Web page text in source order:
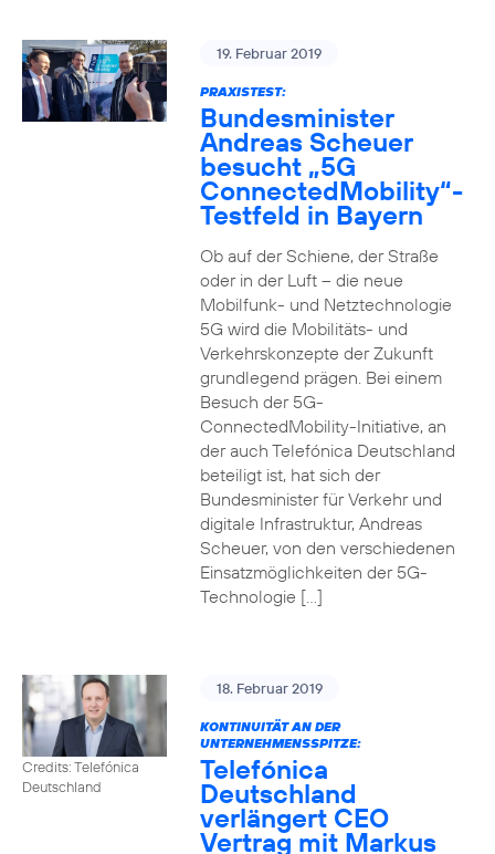
19. Februar 2019
PRAXISTEST:
Bundesminister
Andreas Scheuer
besucht „5G
ConnectedMobility“-
Testfeld in Bayern
Ob auf der Schiene, der Straße
oder in der Luft – die neue
Mobilfunk- und Netztechnologie
5G wird die Mobilitäts- und
Verkehrskonzepte der Zukunft
grundlegend prägen. Bei einem
Besuch der 5G-
ConnectedMobility-Initiative, an
der auch Telefónica Deutschland
beteiligt ist, hat sich der
Bundesminister für Verkehr und
digitale Infrastruktur, Andreas
Scheuer, von den verschiedenen
Einsatzmöglichkeiten der 5G-
Technologie […]
Credits: Telefónica
Deutschland
18. Februar 2019
KONTINUITÄT AN DER
UNTERNEHMENSSPITZE:
Telefónica
Deutschland
verlängert CEO
Vertrag mit Markus